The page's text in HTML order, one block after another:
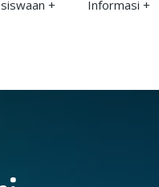
Informasi